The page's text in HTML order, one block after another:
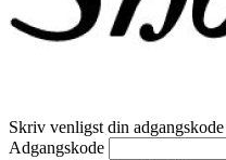
Skriv venligst din adgangskode
Adgangskode